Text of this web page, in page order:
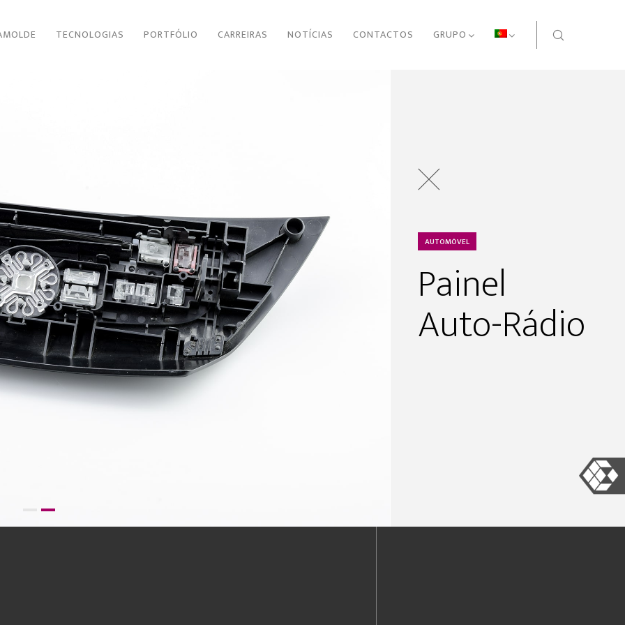
TECNOLOGIAS PORTFÓLIO CARREIRAS NOTÍCIAS CONTACTOS GRUPO
AUTOMÓVEL
Painel
Auto-Rádio